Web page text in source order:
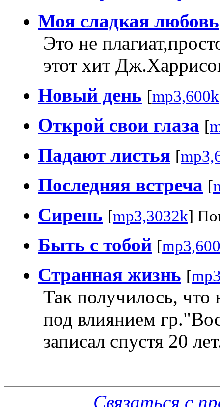
Моя сладкая любовь
Это не
этот хит
Новый день [mp3,600k
Открой свои глаза [
Падают листья [
Последняя встреча [
Сирень [mp3,3032k]
Быть с тобой [
Странная жизнь [
Так получилось,
под влиянием
записал спустя 20
Связаться с